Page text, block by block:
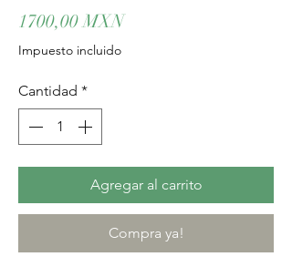
1700,00 MXNPrecio
Impuesto incluido
Cantidad *
Agregar al carrito
Compra ya!